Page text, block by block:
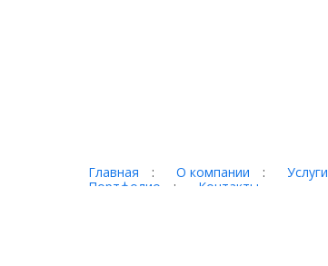
Главная : О компании : Услуги
Портфолио
:
Контакты